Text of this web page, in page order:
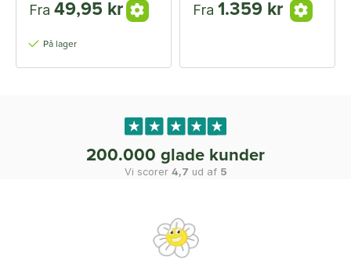
Fra 49,95 kr
På lager
Fra 1.359 kr
200.000 glade kunder
Vi scorer 4,7 ud af 5